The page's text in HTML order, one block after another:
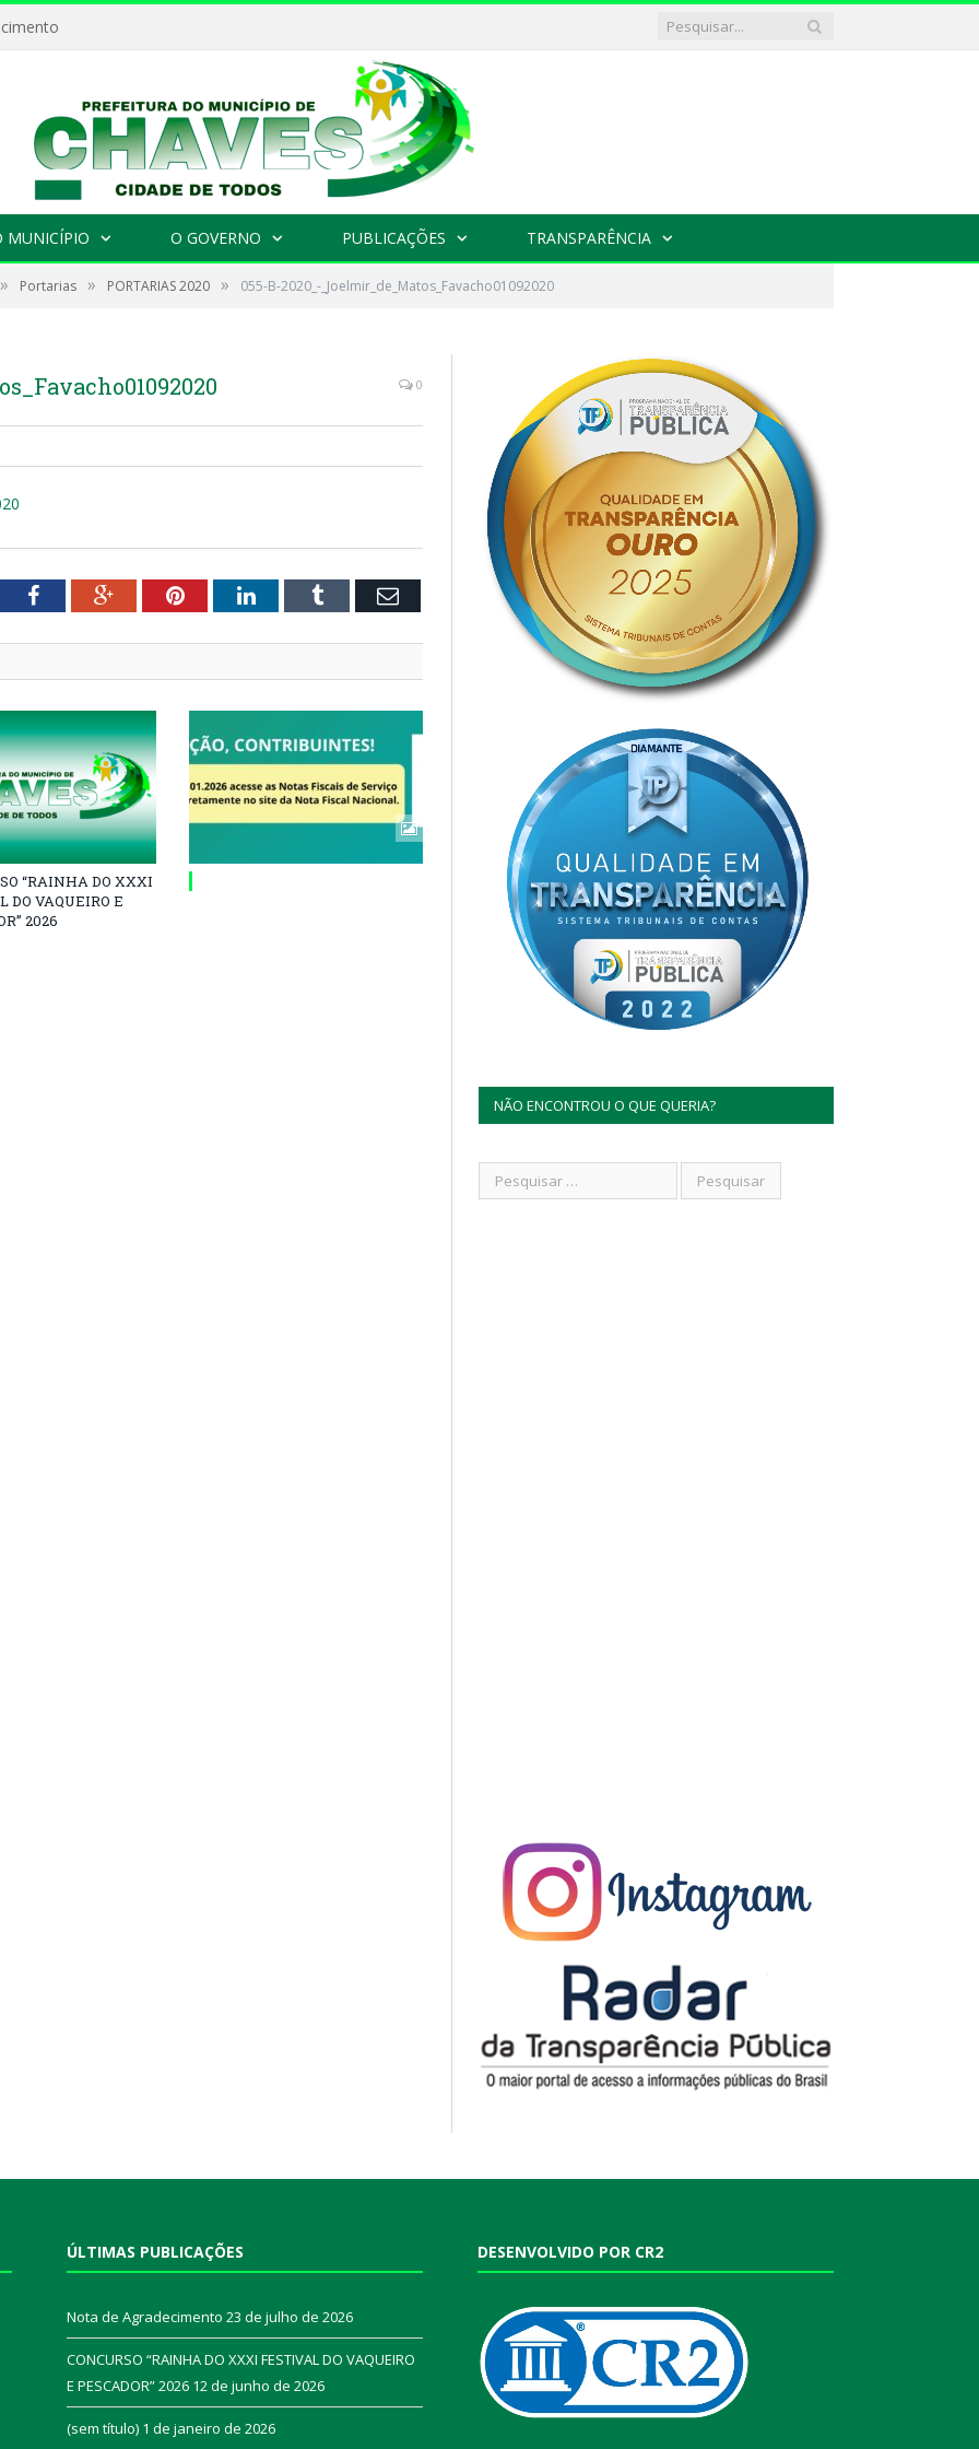
MUNICÍPIO O GOVERNO PUBLICAÇÕES TRANSPARÊNCIA
» Portarias » PORTARIAS 2020 » 055-B-2020_-_Joelmir_de_Matos_Favacho01092020
0
FacebookGoogle+PinterestLinkedInTumblr Email
“RAINHA DO XXXI
DO VAQUEIRO E
2026
NÃO ENCONTROU O QUE QUERIA?
ÚLTIMAS PUBLICAÇÕES
Nota de Agradecimento 23 de julho de 2026
CONCURSO “RAINHA DO XXXI FESTIVAL DO VAQUEIRO
E PESCADOR” 2026 12 de junho de 2026
(sem título) 1 de janeiro de 2026
DESENVOLVIDO POR CR2